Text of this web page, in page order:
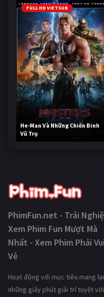
FULL HD VIETSUB
He-Man Và Những Chiến Binh
Vũ Trụ
238,554 lượt xem
PhimFun.net - Trải
Xem Phim Fun Mượt Mà
Nhất - Xem Phim Phải Vui
Vẻ
Hoạt động với mục tiêu mang lại
những giây phút giải trí tuyệt